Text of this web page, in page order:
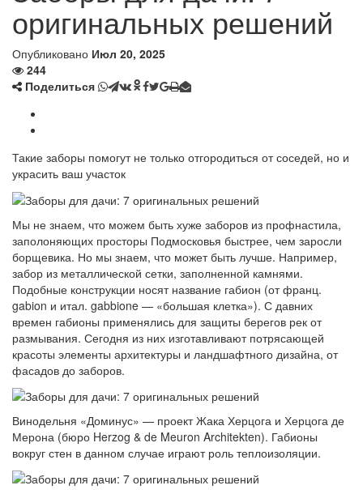
оригинальных решений
Опубликовано Июл 20, 2025
244
Поделиться
Такие заборы помогут не только отгородиться от соседей, но и
украсить ваш участок
Мы не знаем, что можем быть хуже заборов из профнастила,
заполоняющих просторы Подмосковья быстрее, чем заросли
борщевика. Но мы знаем, что может быть лучше. Например,
забор из металлической сетки, заполненной камнями.
Подобные конструкции носят название габион (от франц.
gabion и итал. gabbione — «большая клетка»). С давних
времен габионы применялись для защиты берегов рек от
размывания. Сегодня из них изготавливают потрясающей
красоты элементы архитектуры и ландшафтного дизайна, от
фасадов до заборов.
Винодельня «Доминус» — проект Жака Херцога и Херцога де
Мерона (бюро Herzog & de Meuron Architekten). Габионы
вокруг стен в данном случае играют роль теплоизоляции.